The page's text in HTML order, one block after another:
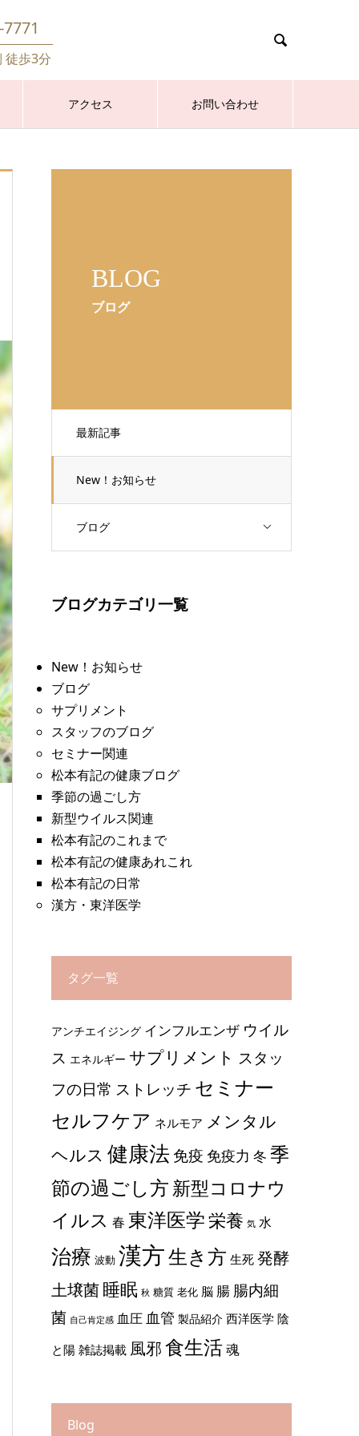
徒歩3分

アクセス お問い合わせ
BLOG
ブログ
最新記事
New！お知らせ
ブログ
ブログカテゴリ一覧
New！お知らせ
ブログ
サプリメント
スタッフのブログ
セミナー関連
松本有記の健康ブログ
季節の過ごし方
新型ウイルス関連
松本有記のこれまで
松本有記の健康あれこれ
松本有記の日常
漢方・東洋医学
タグ一覧
アンチエイジング インフルエンザ ウイル
ス エネルギー サプリメント スタッ
フの日常 ストレッチ セミナー
セルフケア ネルモア メンタル
ヘルス 健康法免疫 免疫力 冬 季
節の過ごし方新型コロナウ
イルス 春 東洋医学栄養 気 水
治療 波動 漢方生き方 生死発酵
土壌菌睡眠 秋 糖質 老化 脳 腸 腸内細
菌 自己肯定感 血圧 血管 製品紹介 西洋医学陰
と陽雑誌掲載 風邪食生活魂
Blog